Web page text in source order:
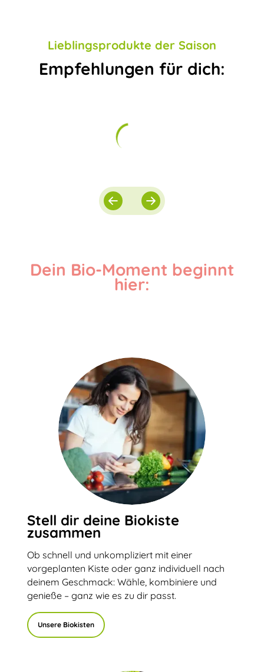
Lieblingsprodukte der Saison
Empfehlungen für dich:
Dein Bio-Moment beginnt
hier:
Stell dir deine Biokiste
zusammen
Ob schnell und unkompliziert mit einer
vorgeplanten Kiste oder ganz individuell nach
deinem Geschmack: Wähle, kombiniere und
genieße – ganz wie es zu dir passt.
Unsere Biokisten